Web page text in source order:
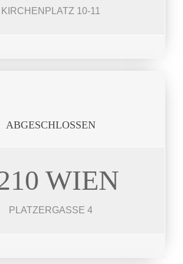
KIRCHENPLATZ 10-11
ABGESCHLOSSEN
WIEN
PLATZERGASSE 4
PLATZERG.